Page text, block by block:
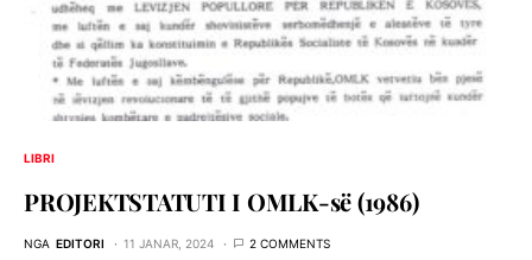
LIBRI
PROJEKTSTATUTI I OMLK-së (1986)
NGA EDITORI 11 JANAR, 2024 2 COMMENTS